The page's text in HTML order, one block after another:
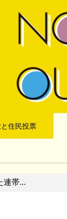
住民投票
連帯...